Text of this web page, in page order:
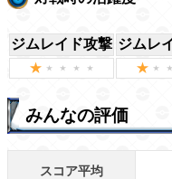
ジムレイド攻撃 ジムレ
みんなの評価